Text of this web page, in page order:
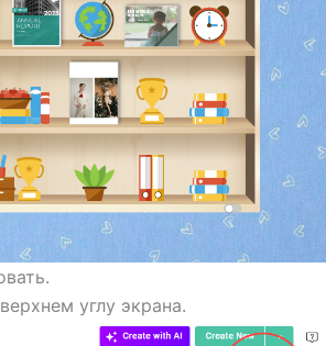
углу экрана.